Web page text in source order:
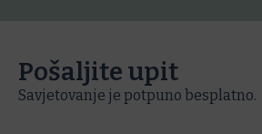
Pošaljite upit
Savjetovanje je potpuno besplatno.